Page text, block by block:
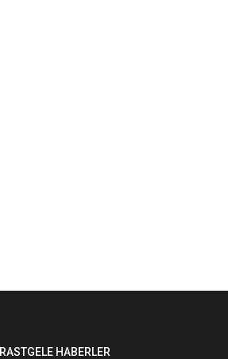
RASTGELE HABERLER